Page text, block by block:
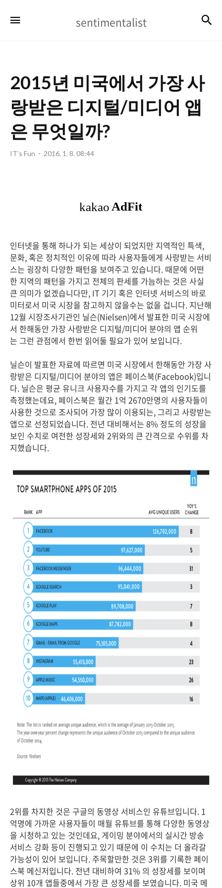
sentimentalist
2015년 미국에서 가장 사
랑받은 디지털/미디어 앱
은 무엇일까?
IT's Fun 2016. 1. 8. 08:44
인터넷을 통해 하나가 되는 세상이 되었지만 지역적인 특색,
문화, 혹은 정치적인 이유에 따라 사용자들에게 사랑받는 서비
스는 굉장히 다양한 패턴을 보여주고 있습니다. 때문에 어떤
한 지역의 패턴을 가지고 전체의 판세를 가늠하는 것은 사실
큰 의미가 없겠습니다만, IT 기기 혹은 인터넷 서비스의 바로
미터로서 미국 시장을 참고하지 않을수는 없을 겁니다. 지난해
12월 시장조사기관인 닐슨(Nielsen)에서 발표한 미국 시장에
서 한해동안 가장 사랑받은 디지털/미디어 분야의 앱 순위
는 그런 관점에서 한번 읽어둘 필요가 있어 보입니다.
닐슨이 발표한 자료에 따르면 미국 시장에서 한해동안 가장 사
랑받은 디지털/미디어 분야의 앱은 페이스북(Facebook)입니
다. 닐슨은 평균 유니크 사용자수를 가지고 각 앱의 인기도를
측정했는데요, 페이스북은 월간 1억 2670만명의 사용자들이
사용한 것으로 조사되어 가장 많이 이용되는, 그리고 사랑받는
앱으로 선정되었습니다. 전년 대비해서는 8% 정도의 성장을
보인 수치로 여전한 성장세와 2위와의 큰 간격으로 수위를 차
지했습니다.
2위를 차지한 것은 구글의 동영상 서비스인 유튜브입니다. 1
억명에 가까운 사용자들이 매월 유튜브를 통해 다양한 동영상
을 시청하고 있는 것인데요, 게이밍 분야에서의 실시간 방송
서비스 강화 등이 진행되고 있기 때문에 이 수치는 더 올라갈
가능성이 있어 보입니다. 주목할만한 것은 3위를 기록한 페이
스북 메신저입니다. 전년 대비하여 31% 의 성장세를 보이며
상위 10개 앱들중에서 가장 큰 성장세를 보였습니다. 미국 메